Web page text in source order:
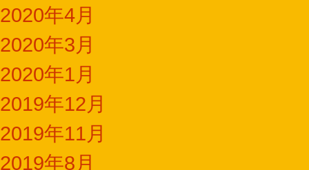
2020年4月
2020年3月
2020年1月
2019年12月
2019年11月
2019年8月